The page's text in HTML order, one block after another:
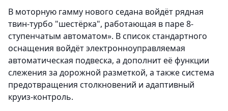
В моторную гамму нового седана войдёт рядная
твин-турбо "шестёрка", работающая в паре 8-
ступенчатым автоматом». В список стандартного
оснащения войдёт электронноуправляемая
автоматическая подвеска, а дополнит её функции
слежения за дорожной разметкой, а также система
предотвращения столкновений и адаптивный
круиз-контроль.